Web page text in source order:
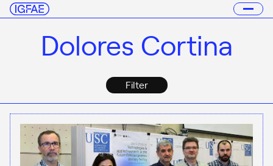
Dolores Cortina
Filter